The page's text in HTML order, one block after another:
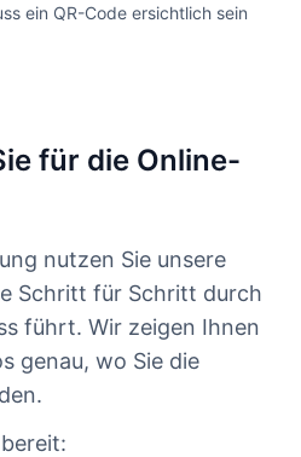
ein QR-Code ersichtlich sein
für die Online-
nutzen Sie unsere
Schritt für Schritt durch
führt. Wir zeigen Ihnen
genau, wo Sie die